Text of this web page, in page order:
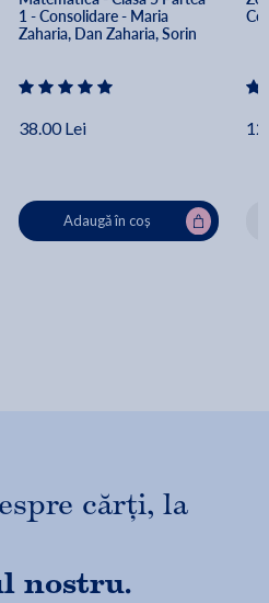
1 - Consolidare - Maria
Zaharia, Dan Zaharia, Sorin
38.00 Lei
Adaugă în coș
cărți, la
nostru.